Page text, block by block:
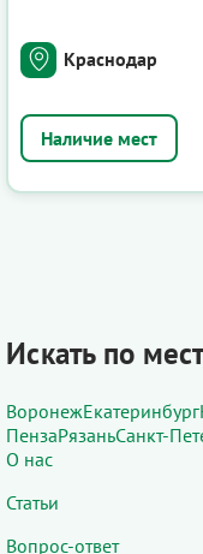
Краснодар
Искать по
ВоронежЕкатеринбург
ПензаРязаньСанкт-
О нас
Статьи
Вопрос-ответ